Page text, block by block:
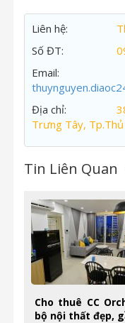
Liên hệ:
Số ĐT:
Email:
Địa chỉ:
Trưng Tây,
Tin Liên Quan
Cho thuê CC
bộ nội thất đẹp,